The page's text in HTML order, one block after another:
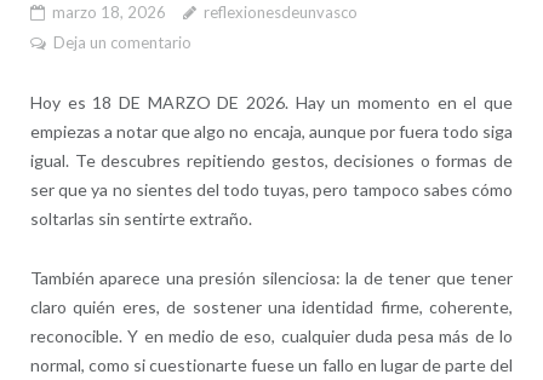
marzo 18, 2026
reflexionesdeunvasco
Deja un comentario
Hoy es 18 DE MARZO DE 2026. Hay un momento en el que
empiezas a notar que algo no encaja, aunque por fuera todo siga
igual. Te descubres repitiendo gestos, decisiones o formas de
ser que ya no sientes del todo tuyas, pero tampoco sabes cómo
soltarlas sin sentirte extraño.
También aparece una presión silenciosa: la de tener que tener
claro quién eres, de sostener una identidad firme, coherente,
reconocible. Y en medio de eso, cualquier duda pesa más de lo
normal, como si cuestionarte fuese un fallo en lugar de parte del